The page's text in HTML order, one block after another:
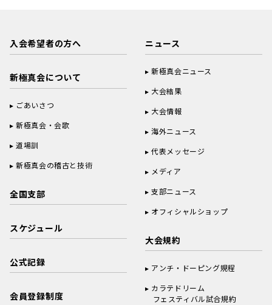
入会希望者の方へ
新極真会について
ごあいさつ
新極真会・会歌
道場訓
新極真会の稽古と技術
全国支部
スケジュール
公式記録
会員登録制度
ニュース
新極真会ニュース
大会結果
大会情報
海外ニュース
代表メッセージ
メディア
支部ニュース
オフィシャルショップ
大会規約
アンチ・ドーピング規程
カラテドリーム
フェスティバル試合規約